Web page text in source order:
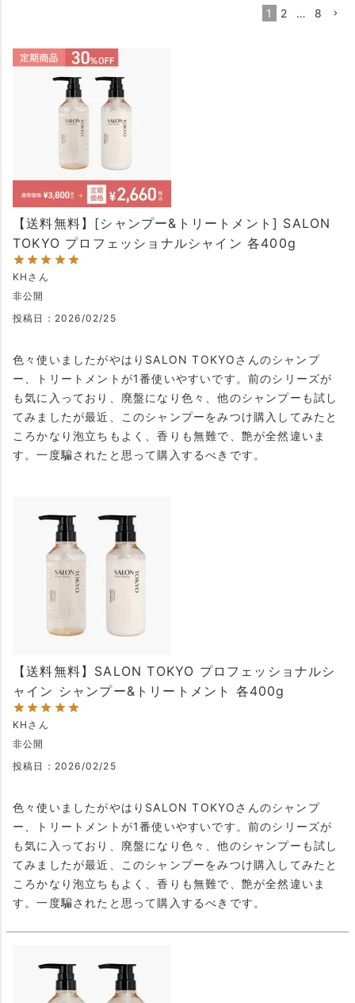
1 2 … 8
【送料無料】[シャンプー&トリートメント] SALON
TOKYO プロフェッショナルシャイン 各400g
KH
非公開
投稿日
2026/02/25
色々使いましたがやはりSALON TOKYOさんのシャンプ
ー、トリートメントが1番使いやすいです。前のシリーズが
も気に入っており、廃盤になり色々、他のシャンプーも試し
てみましたが最近、このシャンプーをみつけ購入してみたと
ころかなり泡立ちもよく、香りも無難で、艶が全然違いま
す。一度騙されたと思って購入するべきです。
【送料無料】SALON TOKYO プロフェッショナルシ
ャイン シャンプー&トリートメント 各400g
KH
非公開
投稿日
2026/02/25
色々使いましたがやはりSALON TOKYOさんのシャンプ
ー、トリートメントが1番使いやすいです。前のシリーズが
も気に入っており、廃盤になり色々、他のシャンプーも試し
てみましたが最近、このシャンプーをみつけ購入してみたと
ころかなり泡立ちもよく、香りも無難で、艶が全然違いま
す。一度騙されたと思って購入するべきです。